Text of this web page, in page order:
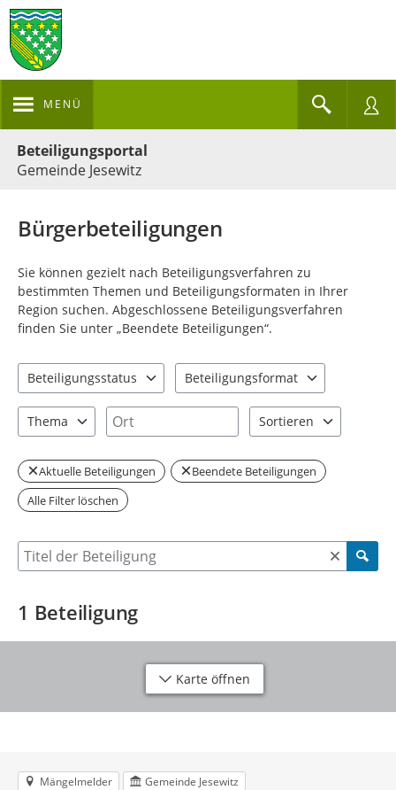
MENÜ
Beteiligungsportal
Gemeinde Jesewitz
Bürgerbeteiligungen
Sie können gezielt nach Beteiligungsverfahren zu
bestimmten Themen und Beteiligungsformaten in Ihrer
Region suchen. Abgeschlossene Beteiligungsverfahren
finden Sie unter „Beendete Beteiligungen“.
Beteiligungsstatus
Beteiligungsformat
Thema
Ort
Sortieren
Aktuelle Beteiligungen
Beendete Beteiligungen
Alle Filter löschen
Suche nach Beteiligung
1 Beteiligung
Karte öffnen
Mängelmelder
Gemeinde Jesewitz